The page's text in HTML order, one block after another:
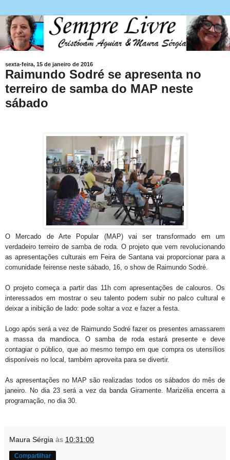
sexta-feira, 15 de janeiro de 2016
Raimundo Sodré se apresenta no
terreiro de samba do MAP neste
sábado
O Mercado de Arte Popular (MAP) vai ser transformado em um
verdadeiro terreiro de samba de roda. O projeto que vem revolucionando
as apresentações culturais em Feira de Santana vai proporcionar para a
comunidade feirense neste sábado, 16, o show de Raimundo Sodré.
O projeto começa a partir das 11h com apresentações de calouros. Os
interessados em mostrar o seu talento podem subir no palco cultural e
deixar a inibição de lado: pode soltar a voz e fazer a festa.
Logo após será a vez de Raimundo Sodré fazer os presentes amassarem
a massa da mandioca. O samba de roda estará presente e deve
contagiar o público, que ao mesmo tempo em que compra os utensílios
disponíveis no local, também aproveita para se divertir.
As apresentações no MAP são realizadas todos os sábados do mês de
janeiro. No dia 23 será a vez da banda Giramente. Marizélia encerra a
programação, no dia 30.
Maura Sérgia às 10:31:00
Compartilhar